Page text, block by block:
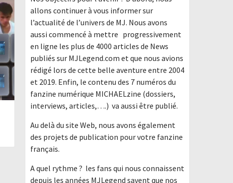
allons continuer à vous informer sur
l’actualité de l’univers de MJ. Nous avons
aussi commencé à mettre progressivement
en ligne les plus de 4000 articles de News
publiés sur MJLegend.com et que nous avions
rédigé lors de cette belle aventure entre 2004
et 2019. Enfin, le contenu des 7 numéros du
fanzine numérique MICHAELzine (dossiers,
interviews, articles,….) va aussi être publié.
Au delà du site Web, nous avons également
des projets de publication pour votre fanzine
français.
A quel rythme ? les fans qui nous connaissent
depuis les années MJLegend savent que nos